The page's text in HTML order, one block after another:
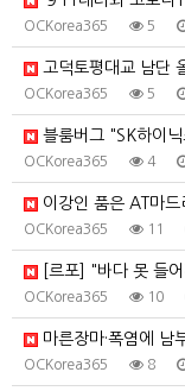
OCKorea365 5
고덕토평대교 남단
OCKorea365 5
블룸버그 "SK하이
OCKorea365 4
이강인 품은 AT마
OCKorea365 11
[르포] "바다 못 들
OCKorea365 10
마른장마·폭염에 남
OCKorea365 8